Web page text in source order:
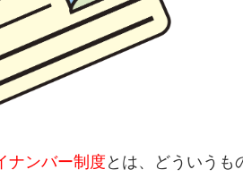
ナンバー制度 とは、どういうも